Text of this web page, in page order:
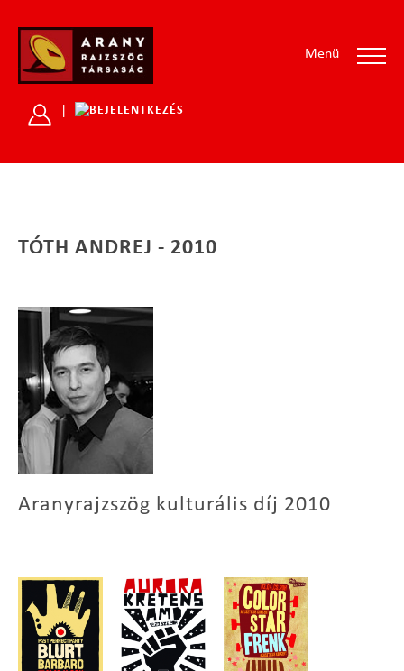
Menü
TÓTH ANDREJ - 2010
Aranyrajzszög kulturális díj 2010